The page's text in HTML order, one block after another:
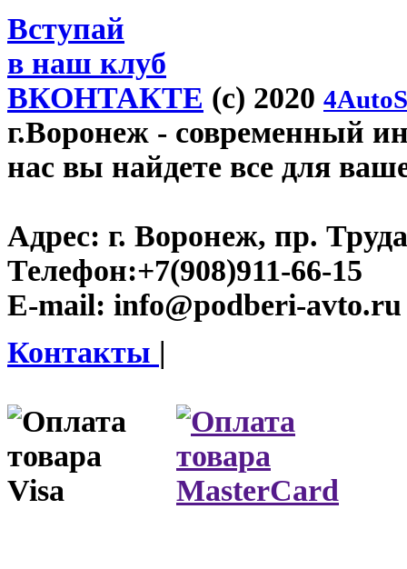
Вступай
в наш клуб
ВКОНТАКТЕ (c) 2020
г.Воронеж - современный
нас вы найдете все для
Адрес: г. Воронеж, пр.
Телефон:+7(908)911-66-15
E-mail: info@podberi-avto.ru
Контакты |